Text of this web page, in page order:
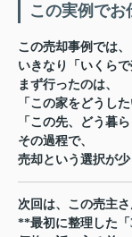
この実例でお
この売却事例では、
いきなり「いくら
まず行ったのは、
「この家をどうし
「この先、どう暮
その過程で、
売却という選択が
次回は、この売主
**最初に整理した「